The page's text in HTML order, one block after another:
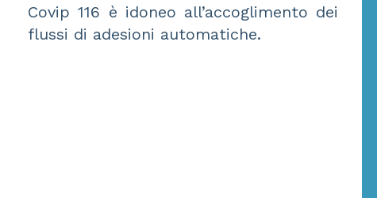
Covip 116 è idoneo all’accoglimento dei
flussi di adesioni automatiche.